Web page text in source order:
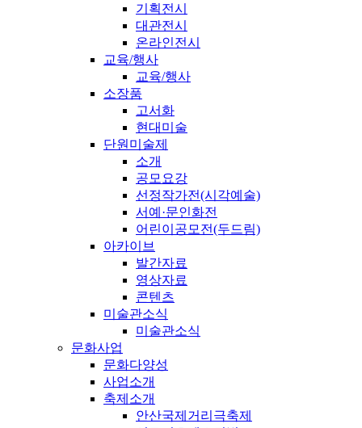
기획전시
대관전시
온라인전시
교육/행사
교육/행사
소장품
고서화
현대미술
단원미술제
소개
공모요강
선정작가전(시각예술)
서예·문인화전
어린이공모전(두드림)
아카이브
발간자료
영상자료
콘텐츠
미술관소식
미술관소식
문화사업
문화다양성
사업소개
축제소개
안산국제거리극축제